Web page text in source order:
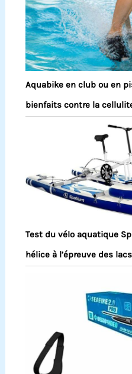
Aquabike en club ou en
bienfaits contre la
Test du vélo aquatique
hélice à l’épreuve des lacs